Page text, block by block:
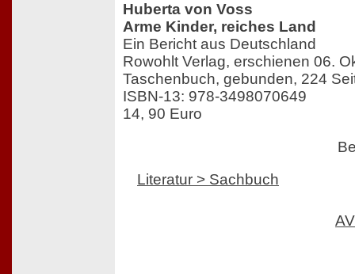
Huberta von Voss
Arme Kinder, reiches Land
Ein Bericht aus Deutschland
Rowohlt Verlag, erschienen 06.
Taschenbuch, gebunden, 224
ISBN-13: 978-3498070649
14, 90 Euro
Literatur > Sachbuch